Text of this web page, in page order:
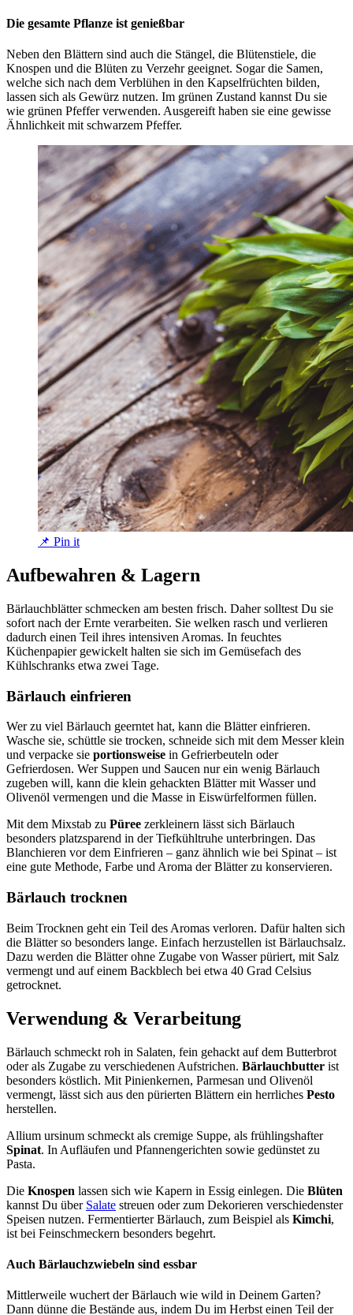
Die gesamte Pflanze ist genießbar
Neben den Blättern sind auch die Stängel, die Blütenstiele, die
Knospen und die Blüten zu Verzehr geeignet. Sogar die Samen,
welche sich nach dem Verblühen in den Kapselfrüchten bilden,
lassen sich als Gewürz nutzen. Im grünen Zustand kannst Du sie
wie grünen Pfeffer verwenden. Ausgereift haben sie eine gewisse
Ähnlichkeit mit schwarzem Pfeffer.
📌 Pin it
Aufbewahren & Lagern
Bärlauchblätter schmecken am besten frisch. Daher solltest Du sie
sofort nach der Ernte verarbeiten. Sie welken rasch und verlieren
dadurch einen Teil ihres intensiven Aromas. In feuchtes
Küchenpapier gewickelt halten sie sich im Gemüsefach des
Kühlschranks etwa zwei Tage.
Bärlauch einfrieren
Wer zu viel Bärlauch geerntet hat, kann die Blätter einfrieren.
Wasche sie, schüttle sie trocken, schneide sich mit dem Messer klein
und verpacke sie portionsweise in Gefrierbeuteln oder
Gefrierdosen. Wer Suppen und Saucen nur ein wenig Bärlauch
zugeben will, kann die klein gehackten Blätter mit Wasser und
Olivenöl vermengen und die Masse in Eiswürfelformen füllen.
Mit dem Mixstab zu Püree zerkleinern lässt sich Bärlauch
besonders platzsparend in der Tiefkühltruhe unterbringen. Das
Blanchieren vor dem Einfrieren – ganz ähnlich wie bei Spinat – ist
eine gute Methode, Farbe und Aroma der Blätter zu konservieren.
Bärlauch trocknen
Beim Trocknen geht ein Teil des Aromas verloren. Dafür halten sich
die Blätter so besonders lange. Einfach herzustellen ist Bärlauchsalz.
Dazu werden die Blätter ohne Zugabe von Wasser püriert, mit Salz
vermengt und auf einem Backblech bei etwa 40 Grad Celsius
getrocknet.
Verwendung & Verarbeitung
Bärlauch schmeckt roh in Salaten, fein gehackt auf dem Butterbrot
oder als Zugabe zu verschiedenen Aufstrichen. Bärlauchbutter ist
besonders köstlich. Mit Pinienkernen, Parmesan und Olivenöl
vermengt, lässt sich aus den pürierten Blättern ein herrliches Pesto
herstellen.
Allium ursinum schmeckt als cremige Suppe, als frühlingshafter
Spinat. In Aufläufen und Pfannengerichten sowie gedünstet zu
Pasta.
Die Knospen lassen sich wie Kapern in Essig einlegen. Die Blüten
kannst Du über Salate streuen oder zum Dekorieren verschiedenster
Speisen nutzen. Fermentierter Bärlauch, zum Beispiel als Kimchi,
ist bei Feinschmeckern besonders begehrt.
Auch Bärlauchzwiebeln sind essbar
Mittlerweile wuchert der Bärlauch wie wild in Deinem Garten?
Dann dünne die Bestände aus, indem Du im Herbst einen Teil der